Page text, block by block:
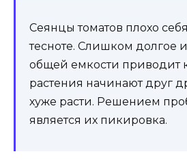
Сеянцы томатов плохо
тесноте. Слишком долгое
общей емкости приводит к
растения начинают друг
хуже расти. Решением
является их пикировка.